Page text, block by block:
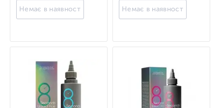
Немає в наявності Немає в наявності